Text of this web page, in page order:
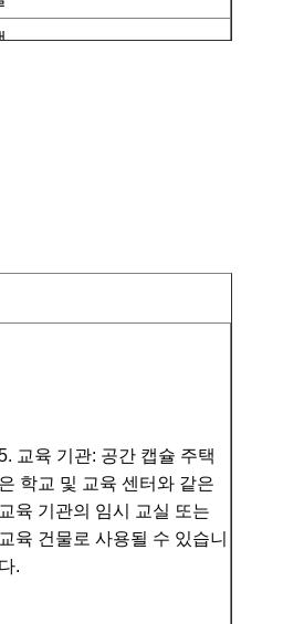
포드
교육 기관: 공간 캡슐 주택
은 학교 및 교육 센터와 같은
교육 기관의 임시 교실 또는
교육 건물로 사용될 수 있습니
다.